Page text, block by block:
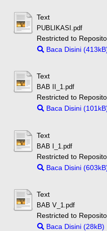
Text
PUBLIKASI.pdf
Restricted to
Baca Disini
Text
BAB II_1.pdf
Restricted to
Baca Disini
Text
BAB I_1.pdf
Restricted to
Baca Disini
Text
BAB V_1.pdf
Restricted to
Baca Disini (28kB)